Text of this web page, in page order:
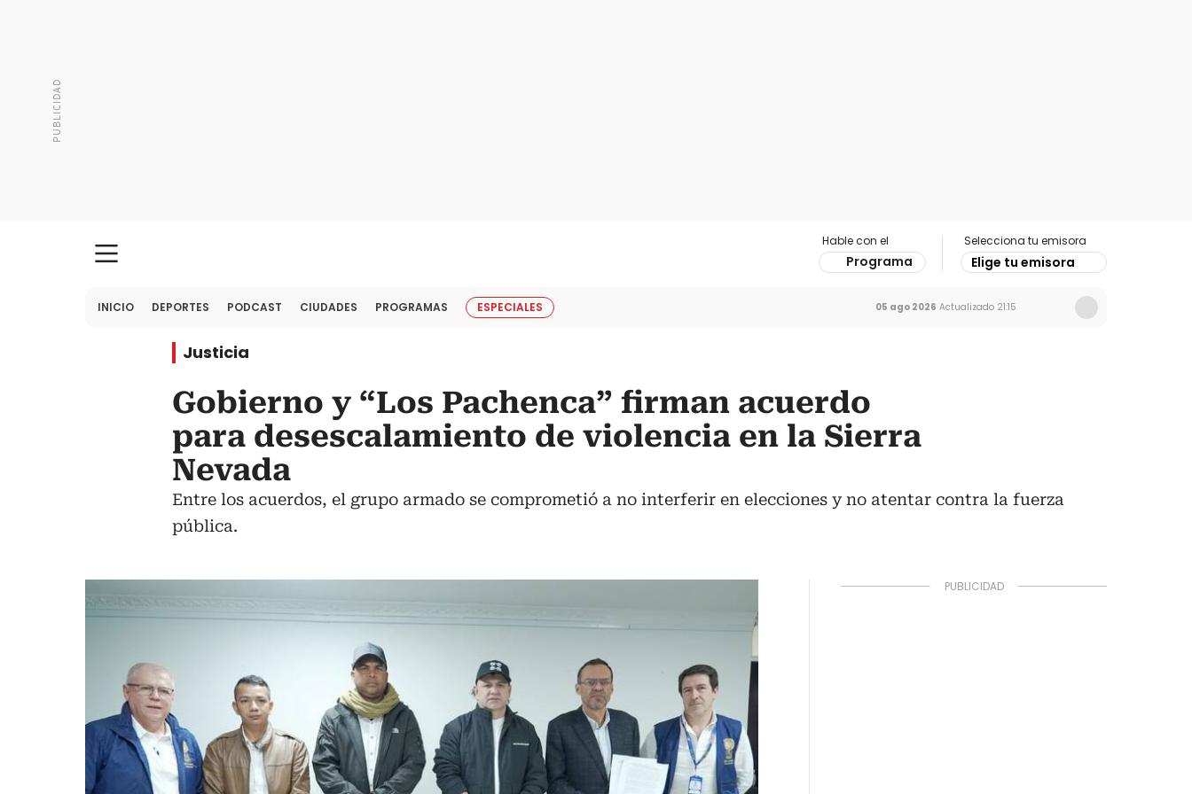
Hable con el
Programa
Selecciona tu emisora
Elige tu emisora
INICIO DEPORTES PODCAST CIUDADES PROGRAMAS ESPECIALES 05 ago 2026 Actualizado 21:15
Justicia
Gobierno y “Los Pachenca” firman acuerdo
para desescalamiento de violencia en la Sierra
Nevada
Entre los acuerdos, el grupo armado se comprometió a no interferir en elecciones y no atentar contra la fuerza
pública.